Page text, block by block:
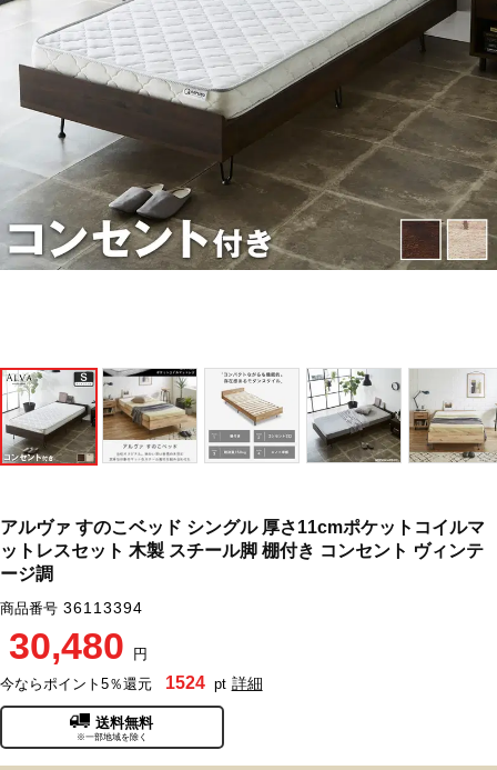
アルヴァ すのこベッド シングル 厚さ11cmポケットコイルマ
ットレスセット 木製 スチール脚 棚付き コンセント ヴィンテ
ージ調
商品番号 36113394
30,480
円
今ならポイント5％還元
1524 pt 詳細
送料無料
※一部地域を除く